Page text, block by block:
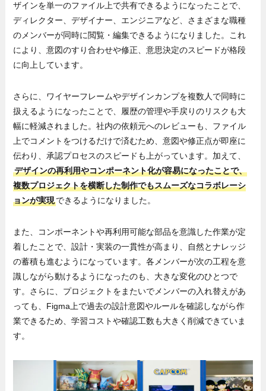
ザインを単一のファイル上で共有できるようになったことで、
ディレクター、デザイナー、エンジニアなど、さまざまな職種
のメンバーが同時に閲覧・編集できるようになりました。これ
により、意図のすり合わせや修正、意思決定のスピードが格段
に向上しています。
さらに、ワイヤーフレームやデザインカンプを複数人で同時に
扱えるようになったことで、履歴の管理や手戻りのリスクも大
幅に軽減されました。社内の依頼元へのレビューも、ファイル
上でコメントをつけるだけで済むため、意図や修正点が即座に
伝わり、承認プロセスのスピードも上がっています。加えて、
デザインの再利用やコンポーネント化が容易になったことで、
複数プロジェクトを横断した制作でもスムーズなコラボレーシ
ョンが実現できるようになりました。
また、コンポーネントや再利用可能な部品を意識した作業が定
着したことで、設計・実装の一貫性が高まり、自然とナレッジ
の蓄積も進むようになっています。各メンバーが次の工程を意
識しながら動けるようになったのも、大きな変化のひとつで
す。さらに、プロジェクトをまたいでメンバーの入れ替えがあ
っても、Figma上で過去の設計意図やルールを確認しながら作
業できるため、学習コストや確認工数も大きく削減できていま
す。